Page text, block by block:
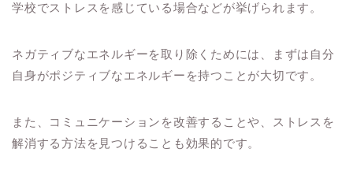
学校でストレスを感じている場合などが挙げられます。
ネガティブなエネルギーを取り除くためには、まずは自分
自身がポジティブなエネルギーを持つことが大切です。
また、コミュニケーションを改善することや、ストレスを
解消する方法を見つけることも効果的です。